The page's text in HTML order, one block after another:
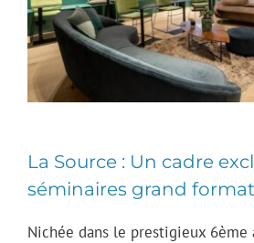
La Source : Un cadre
séminaires grand format
Nichée dans le prestigieux 6ème